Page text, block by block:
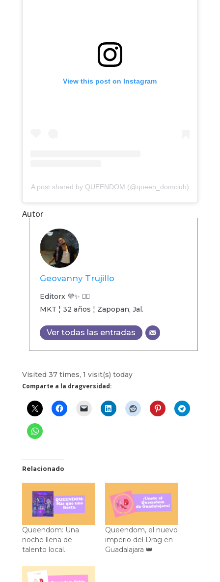
View this post on Instagram
A post shared by QUEENDOM (@queen_domclub)
Autor
Geovanny Trujillo
Editorx 💜✨ 🏳️‍🌈
MKT ¦ 32 años ¦ Zapopan, Jal.
Ver todas las entradas
Visited 37 times, 1 visit(s) today
Comparte a la dragversidad:
Relacionado
Queendom: Una
noche llena de
talento local.
Queendom, el nuevo
imperio del Drag en
Guadalajara 👑